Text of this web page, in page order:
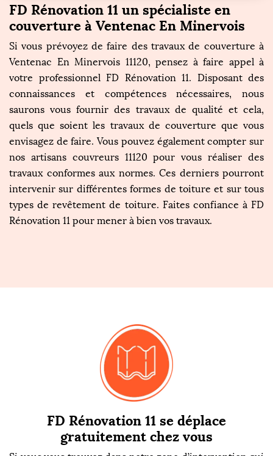
FD Rénovation 11 un spécialiste en
couverture à Ventenac En Minervois
Si vous prévoyez de faire des travaux de couverture à
Ventenac En Minervois 11120, pensez à faire appel à
votre professionnel FD Rénovation 11. Disposant des
connaissances et compétences nécessaires, nous
saurons vous fournir des travaux de qualité et cela,
quels que soient les travaux de couverture que vous
envisagez de faire. Vous pouvez également compter sur
nos artisans couvreurs 11120 pour vous réaliser des
travaux conformes aux normes. Ces derniers pourront
intervenir sur différentes formes de toiture et sur tous
types de revêtement de toiture. Faites confiance à FD
Rénovation 11 pour mener à bien vos travaux.
FD Rénovation 11 se déplace
gratuitement chez vous